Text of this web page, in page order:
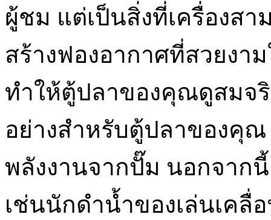
ผู้ชม แต่เป็นสิ่งที่เครื่องส
สร้างฟองอากาศที่สวยงา
ทำให้ตู้ปลาของคุณดูสมจ
อย่างสำหรับตู้ปลาของคุ
พลังงานจากปั๊ม นอกจาก
เช่นนักดำน้ำของเล่นเคลื่